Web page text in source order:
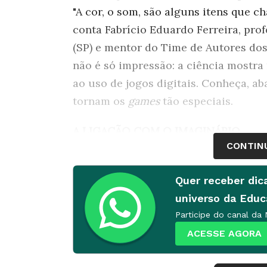
"A cor, o som, são alguns itens que
conta Fabrício Eduardo Ferreira,
(SP) e mentor do Time de Autores
não é só impressão: a ciência
ao uso de jogos digitais. Conheça,
tornam os games tão especiais.
A LIGAÇÃO COM O IMAGINÁRIO
"Os jogos para aprendizagem têm
fascinantes", conta Luciano Meira,
Pernambuco e fundador da Joy
desafios ligados à matemática
estudantes. "Elas se ligam à
ajudam a construir uma
Quer receber
universo da
Participe do canal da
ACESSE AGORA